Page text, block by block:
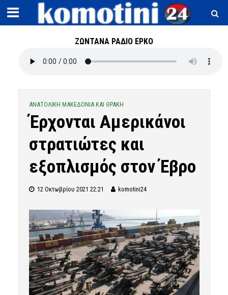
ΖΩΝΤΑΝΑ ΡΑΔΙΟ ΕΡΚΟ
ΑΝΑΤΟΛΙΚΗ ΜΑΚΕΔΟΝΙΑ ΚΑΙ ΘΡΑΚΗ
Έρχονται Αμερικάνοι
στρατιώτες και
εξοπλισμός στον Έβρο
12 Οκτωβρίου 2021 22:21 komotini24